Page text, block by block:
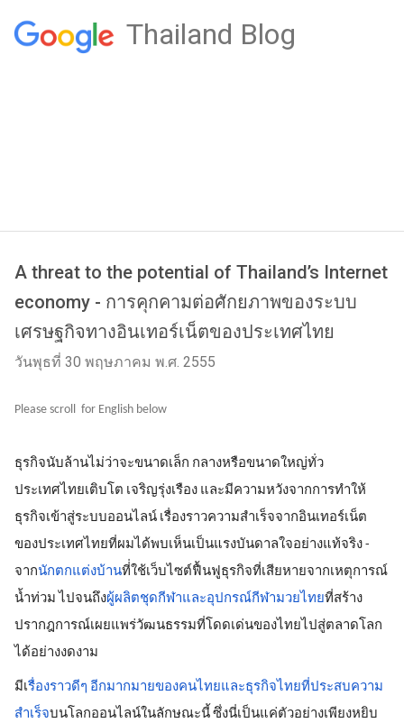
Thailand Blog
A threat to the potential of Thailand’s Internet
economy - การคุกคามต่อศักยภาพของระบบ
เศรษฐกิจทางอินเทอร์เน็ตของประเทศไทย
วันพุธที่ 30 พฤษภาคม พ.ศ. 2555
Please scroll  for English below
ธุรกิจนับล้านไม่ว่าจะขนาดเล็ก กลางหรือขนาดใหญ่ทั่ว
ประเทศไทยเติบโต เจริญรุ่งเรือง และมีความหวังจากการทำให้
ธุรกิจเข้าสู่ระบบออนไลน์ เรื่องราวความสำเร็จจากอินเทอร์เน็ต
ของประเทศไทยที่ผมได้พบเห็นเป็นแรงบันดาลใจอย่างแท้จริง -
จากนักตกแต่งบ้านที่่ใช้เว็บไซต์ฟื้นฟูธุรกิจที่เสียหายจากเหตุการณ์
น้ำท่วม ไปจนถึงผู้ผลิตชุดกีฬาและอุปกรณ์กีฬามวยไทยที่สร้าง
ปรากฎการณ์เผยแพร่วัฒนธรรมที่โดดเด่นของไทยไปสู่ตลาดโลก
ได้อย่างงดงาม
มีเรื่องราวดีๆ อีกมากมายของคนไทยและธุรกิจไทยที่ประสบความ
สำเร็จบนโลกออนไลน์ในลักษณะนี้ ซึ่งนี่เป็นแค่ตัวอย่างเพียงหยิบ